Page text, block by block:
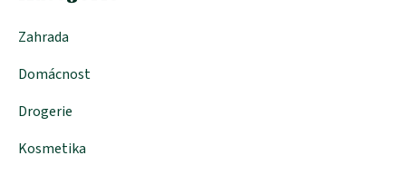
Zahrada
Domácnost
Drogerie
Kosmetika